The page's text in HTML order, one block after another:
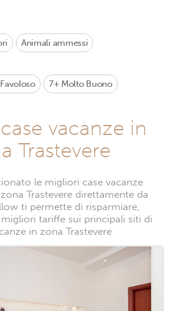
Animali ammessi
Favoloso 7+ Molto Buono
vacanze in
Trastevere
le migliori case vacanze
Trastevere direttamente da
ti permette di risparmiare,
tariffe sui principali siti di
in zona Trastevere